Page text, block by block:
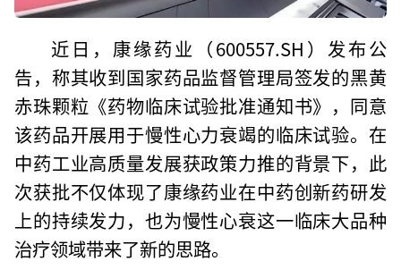
近日，康缘药业（600557.SH）发布公
告，称其收到国家药品监督管理局签发的黑黄
赤珠颗粒《药物临床试验批准通知书》，同意
该药品开展用于慢性心力衰竭的临床试验。在
中药工业高质量发展获政策力推的背景下，此
次获批不仅体现了康缘药业在中药创新药研发
上的持续发力，也为慢性心衰这一临床大品种
治疗领域带来了新的思路。